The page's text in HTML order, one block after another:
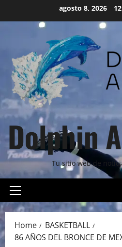
agosto 8, 2026
Dolphin
Tu sitio web de
Primary
Menu
Home
BASKETBALL
86 AÑOS DEL BRONCE DE